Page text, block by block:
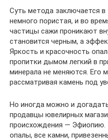
Суть метода заключается в
немного пористая, и во
частицы сажи проникают
становится черным, а
Яркость и красочность
пропитки дымом легкий в
минерала не меняются. Его
рассматривая камень под
Но иногда можно и
продавцы ювелирных
происхождения — Эфиопию.
опалы, все камни,